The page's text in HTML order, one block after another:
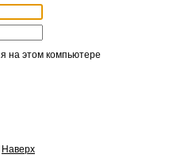
на этом компьютере
Наверх